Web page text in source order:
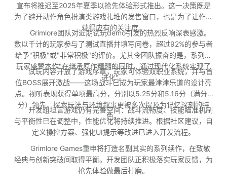
宣布将推迟至2025年夏季以抢先体验形式推出。这一决策既是
为了避开动作角色扮演类游戏扎堆的发售窗口，也是为了让作品
获得应有的关注度。
Grimlore团队对近期试玩demo引发的热烈反响深表感激。
数以千计的玩家参与了测试直播并填写问卷，超过92%的参与者
给予"积极"或"非常积极"的评价。尤其令团队振奋的是，系列老
玩家盛赞本作"在继承原作精髓的同时，通过现代化系统实现了
进化"。
试玩内容开放了游戏序章，玩家可体验双职业系统，并与首
位BOSS展开激战——这场战斗已成为玩家最津津乐道的设计亮
点。视听表现获得单项最高分，分别以5.25分和5.16分（满分6
分）领先，探索玩法与环境叙事更被多次提及为记忆深刻的特
色。
开发组坦言游戏仍有完善空间：战斗流畅度、技能瞄准机制
与平衡性已在调整中，性能优化将持续推进。根据社区建议，自
定义操控方案、强化UI提示等改进已进入开发流程。
Grimlore Games重申将打造名副其实的系列续作，在致敬
经典与创新突破间取得平衡。开发团队正积极落实玩家反馈，为
抢先体验做最后打磨。